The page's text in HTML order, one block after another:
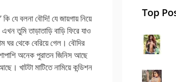
যে বলনা বৌদি! যে জায়গায় নিয়ে
তুমি তাড়াতাড়ি বাড়ি ফিরে যাও
থেকে বেরিয়ে গেল। বৌদির
অনেক পুরাতন জিনিস আছে
খাটটা মাটিতে নামিয়ে কন্ডিশন
Top